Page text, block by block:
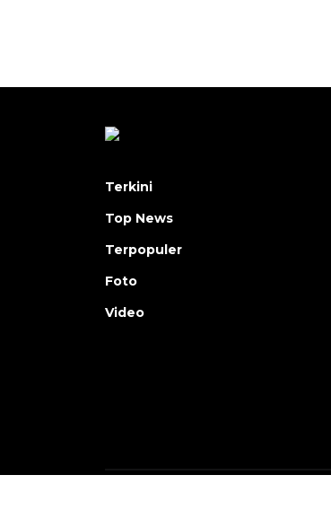
Terkini
Top News
Terpopuler
Foto
Video